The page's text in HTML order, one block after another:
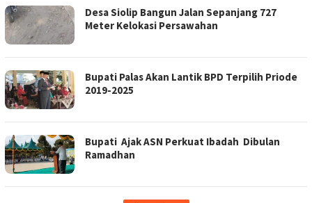
Desa Siolip Bangun Jalan Sepanjang 727
Meter Kelokasi Persawahan
Bupati Palas Akan Lantik BPD Terpilih Priode
2019-2025
Bupati Ajak ASN Perkuat Ibadah Dibulan
Ramadhan